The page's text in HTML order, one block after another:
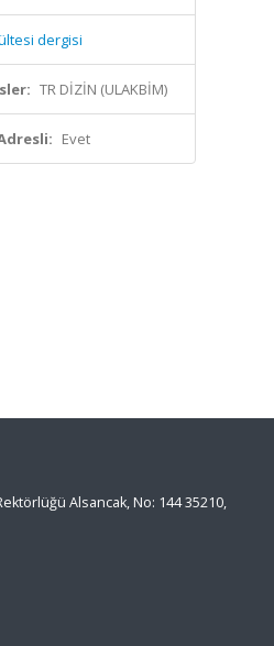
dergisi
TR DİZİN (ULAKBİM)
Evet
Alsancak, No: 144 35210,